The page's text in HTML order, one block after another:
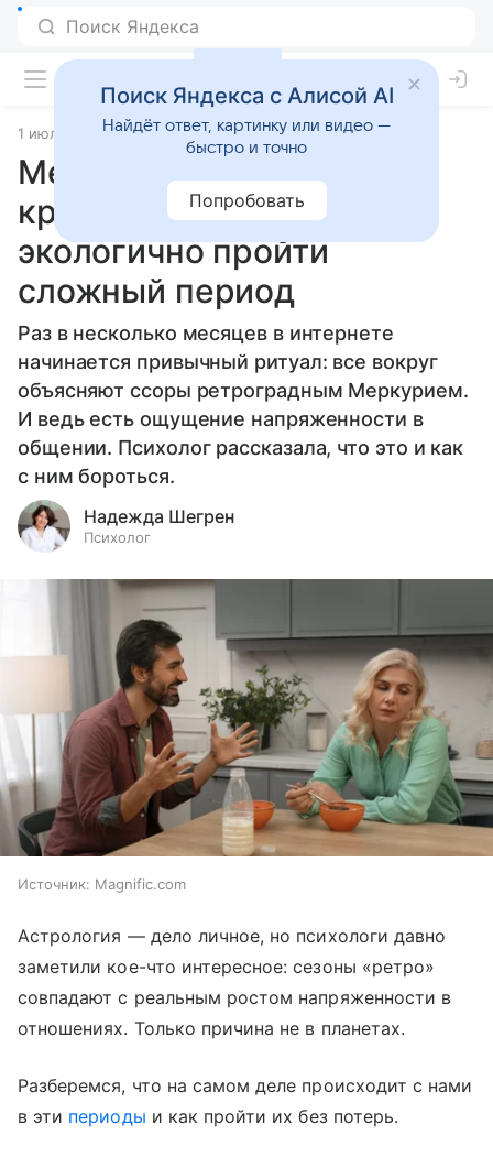
1 июля 2026 Источник:Гороскопы Mail Статьи
Меркурий не виноват, но
кризис налицо: как
экологично пройти
сложный период
Раз в несколько месяцев в интернете
начинается привычный ритуал: все вокруг
объясняют ссоры ретроградным Меркурием.
И ведь есть ощущение напряженности в
общении. Психолог рассказала, что это и как
с ним бороться.
Надежда Шегрен
Психолог
Источник: Magnific.com
Астрология — дело личное, но психологи давно
заметили кое-что интересное: сезоны «ретро»
совпадают с реальным ростом напряженности в
отношениях. Только причина не в планетах.
Разберемся, что на самом деле происходит с нами
в эти периоды и как пройти их без потерь.
Поиск Яндекса с Алисой AI
Найдёт ответ, картинку или видео —
быстро и точно
Попробовать